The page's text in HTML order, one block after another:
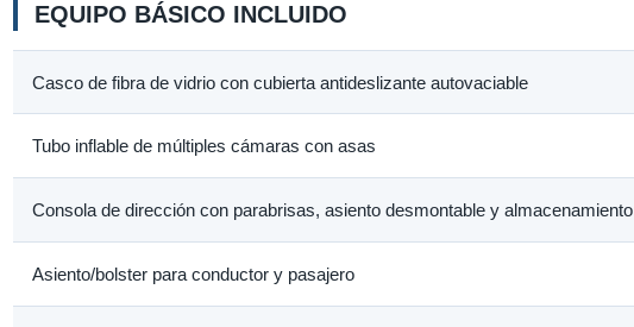
EQUIPO BÁSICO INCLUIDO
Casco de fibra de vidrio con cubierta antideslizante autovaciable
Tubo inflable de múltiples cámaras con asas
Consola de dirección con parabrisas, asiento desmontable y almacenamiento
Asiento/bolster para conductor y pasajero